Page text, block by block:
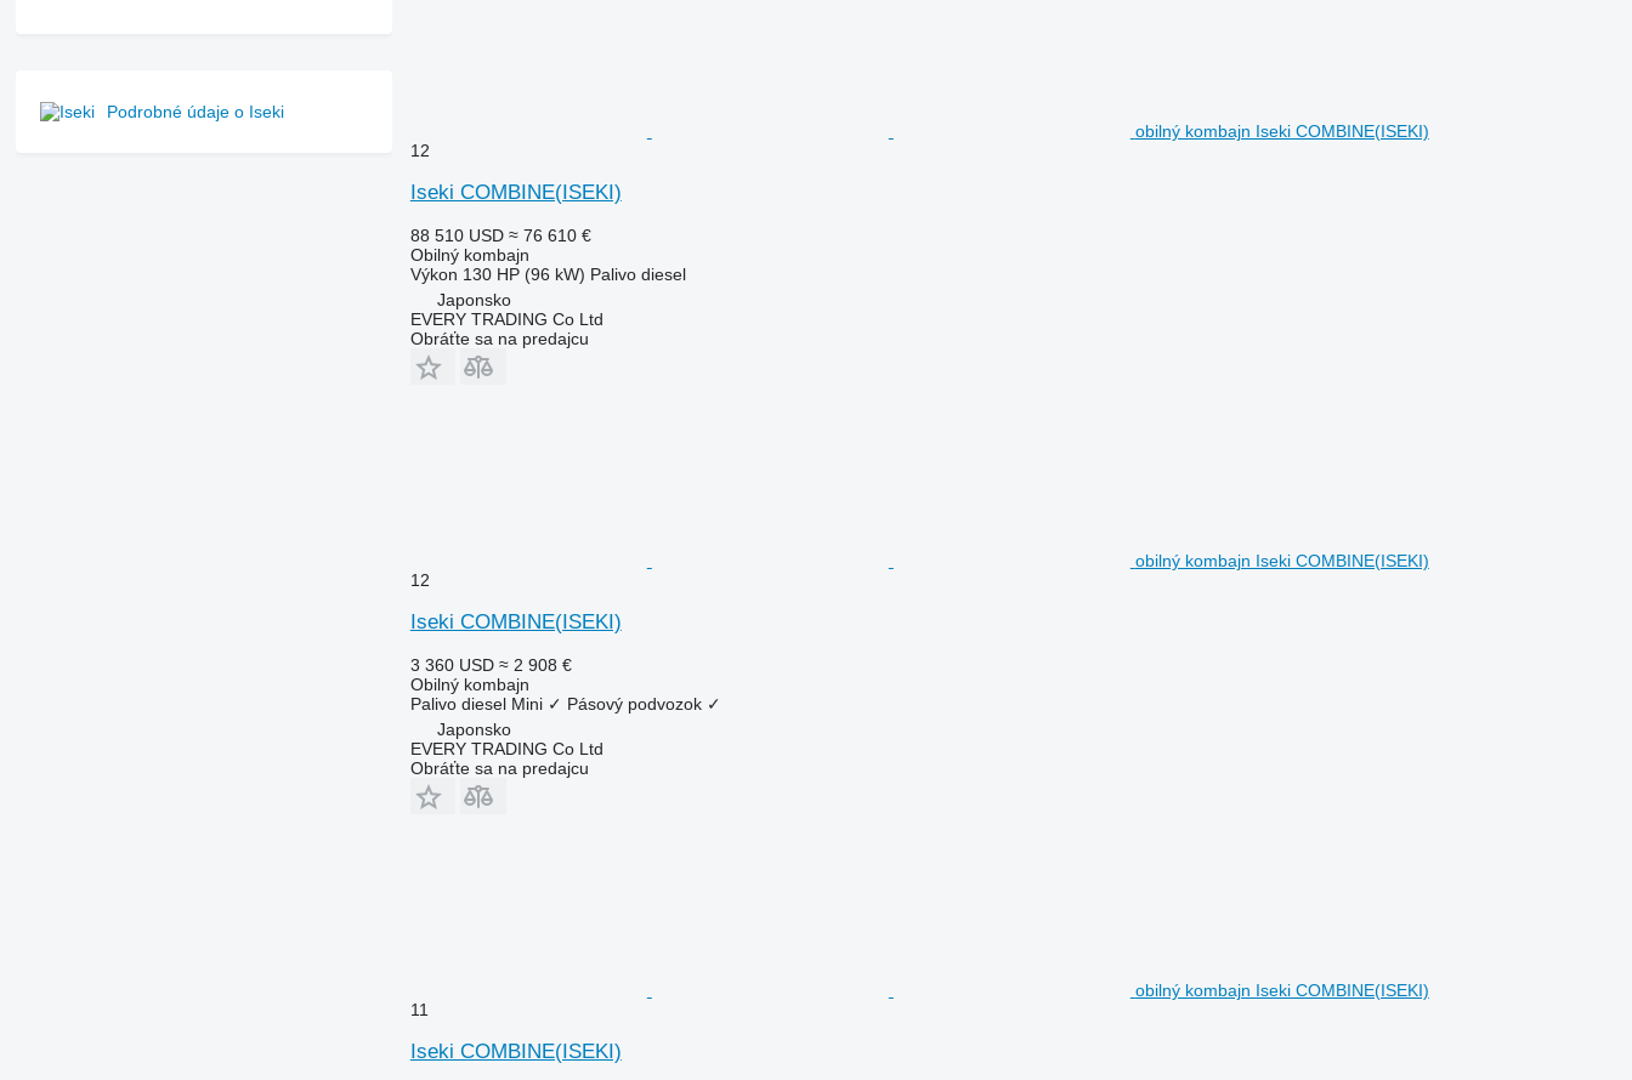
Podrobné údaje o Iseki
obilný kombajn Iseki COMBINE(ISEKI)
12
Iseki COMBINE(ISEKI)
88 510 USD ≈ 76 610 €
Obilný kombajn
Výkon 130 HP (96 kW) Palivo diesel
Japonsko
EVERY TRADING Co Ltd
Obráťte sa na predajcu
obilný kombajn Iseki COMBINE(ISEKI)
12
Iseki COMBINE(ISEKI)
3 360 USD ≈ 2 908 €
Obilný kombajn
Palivo diesel Mini ✓ Pásový podvozok ✓
Japonsko
EVERY TRADING Co Ltd
Obráťte sa na predajcu
obilný kombajn Iseki COMBINE(ISEKI)
11
Iseki COMBINE(ISEKI)